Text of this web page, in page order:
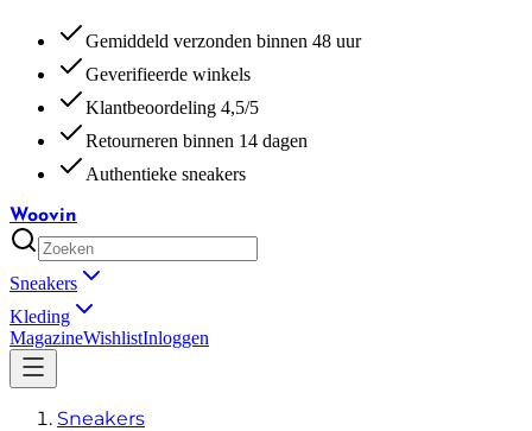
Gemiddeld verzonden binnen 48 uur
Geverifieerde winkels
Klantbeoordeling 4,5/5
Retourneren binnen 14 dagen
Authentieke sneakers
Woovin
Sneakers
Kleding
MagazineWishlistInloggen
Sneakers